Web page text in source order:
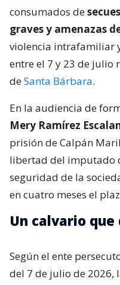
consumados de
graves y amenazas
violencia intrafamiliar
entre el 7 y 23 de julio
deSanta Bárbara.
En la audiencia de
Mery Ramírez
prisión de Calpán
libertad del imputado
seguridad de la
en cuatro meses el
Un calvario que
Según el ente
del 7 de julio de 2026,